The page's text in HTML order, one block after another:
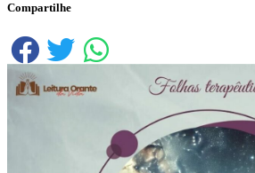
Compartilhe